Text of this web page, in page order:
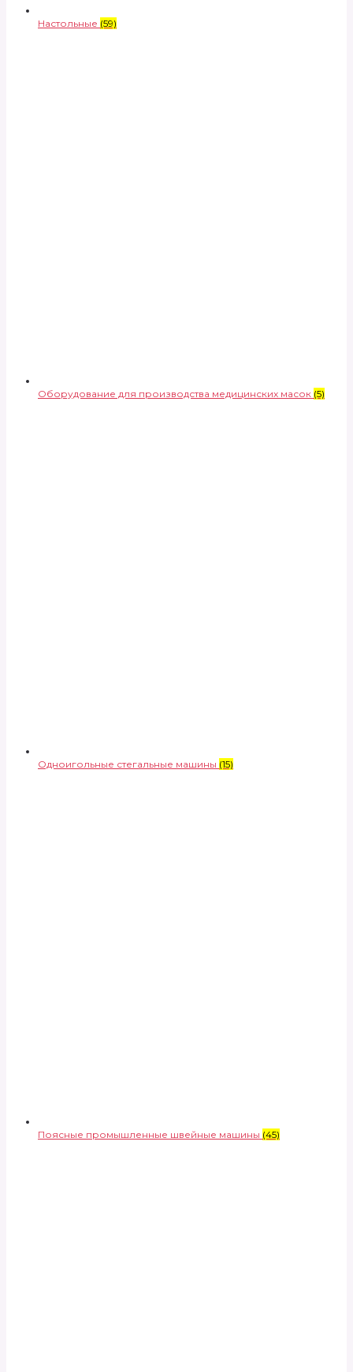
Настольные (59)
Оборудование для производства медицинских масок (5)
Одноигольные стегальные машины (15)
Поясные промышленные швейные машины (45)